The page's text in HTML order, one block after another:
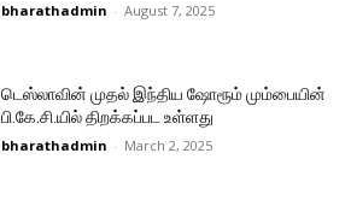
bharathadmin - August 7, 2025
டெஸ்லாவின் முதல் இந்திய ஷோரூம் மும்பையின்
பி.கே.சி.யில் திறக்கப்பட உள்ளது
bharathadmin - March 2, 2025